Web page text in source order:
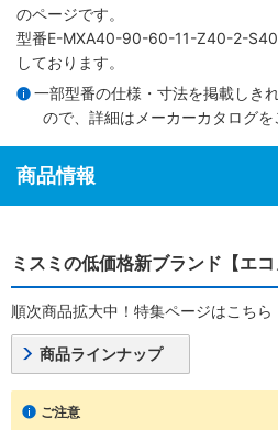
のページです。
型番E-MXA40-90-60-11-Z40-2-
しております。
一部型番の仕様・寸法を掲載しき
ので、詳細は メーカーカタログを
商品情報
ミスミの低価格新ブランド【エコ
順次商品拡大中！特集ページはこちら
商品ラインナップ
ご注意